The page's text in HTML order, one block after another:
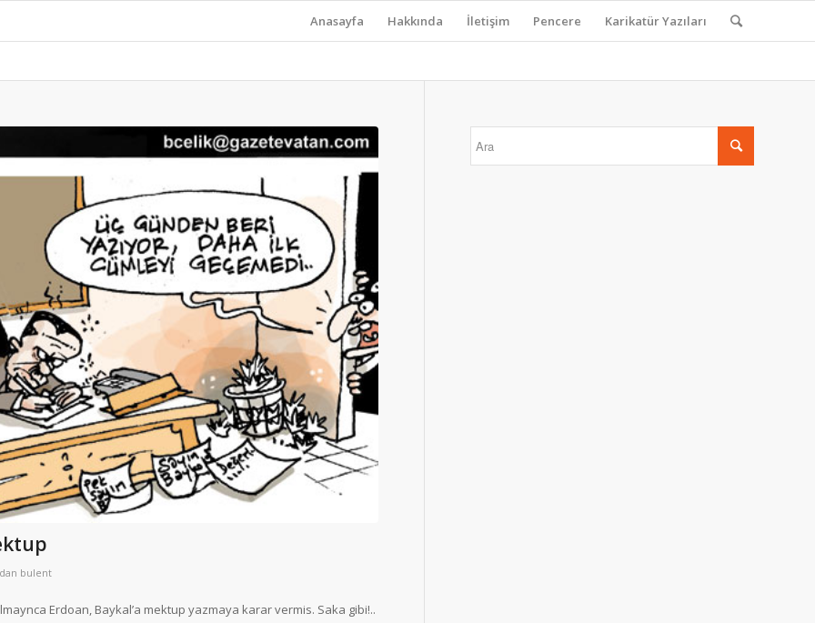
Anasayfa Hakkında İletişim Pencere Karikatür Yazıları
bulent
Erdoan, Baykal’a mektup yazmaya karar vermis. Saka gibi!..